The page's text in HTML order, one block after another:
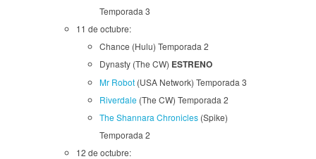
Temporada 3
11 de octubre:
Chance (Hulu) Temporada 2
Dynasty (The CW) ESTRENO
Mr Robot (USA Network) Temporada 3
Riverdale (The CW) Temporada 2
The Shannara Chronicles (Spike)
Temporada 2
12 de octubre: